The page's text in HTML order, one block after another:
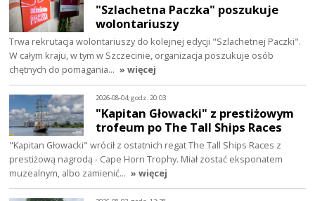
"Szlachetna Paczka" poszukuje
wolontariuszy
Trwa rekrutacja wolontariuszy do kolejnej edycji "Szlachetnej Paczki".
W całym kraju, w tym w Szczecinie, organizacja poszukuje osób
chętnych do pomagania… » więcej
2026-08-04, godz. 20:03
"Kapitan Głowacki" z prestiżowym
trofeum po The Tall Ships Races
"Kapitan Głowacki" wrócił z ostatnich regat The Tall Ships Races z
prestiżową nagrodą - Cape Horn Trophy. Miał zostać eksponatem
muzealnym, albo zamienić… » więcej